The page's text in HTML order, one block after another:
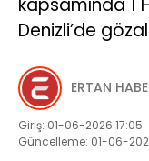
Denizli’de
ERTAN
Giriş: 01-06-2026 17:05
Güncelleme: 01-06-